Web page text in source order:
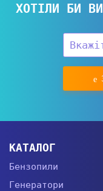
ХОТІЛИ БИ
КАТАЛОГ
Бензопили
Генератори